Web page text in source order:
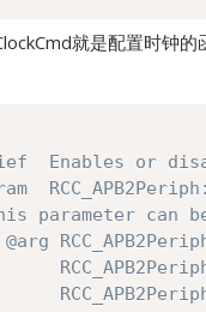
就是配置时钟
Enables or
parameter can
@arg